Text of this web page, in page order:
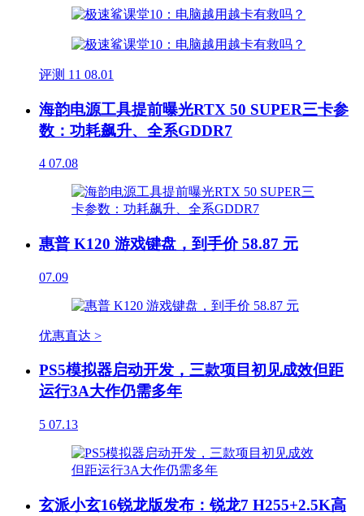
评测 11 08.01
海韵电源工具提前曝光RTX 50 SUPER三卡参
数：功耗飙升、全系GDDR7
4 07.08
惠普 K120 游戏键盘，到手价 58.87 元
07.09
优惠直达 >
PS5模拟器启动开发，三款项目初见成效但距
运行3A大作仍需多年
5 07.13
玄派小玄16锐龙版发布：锐龙7 H255+2.5K高